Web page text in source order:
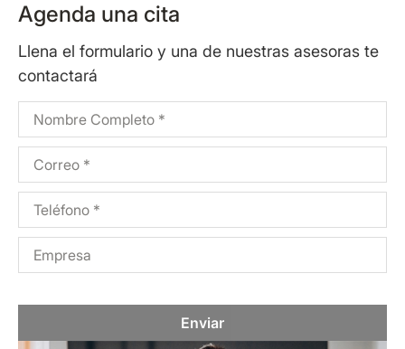
Agenda una cita
Llena el formulario y una de nuestras asesoras te
contactará
Enviar